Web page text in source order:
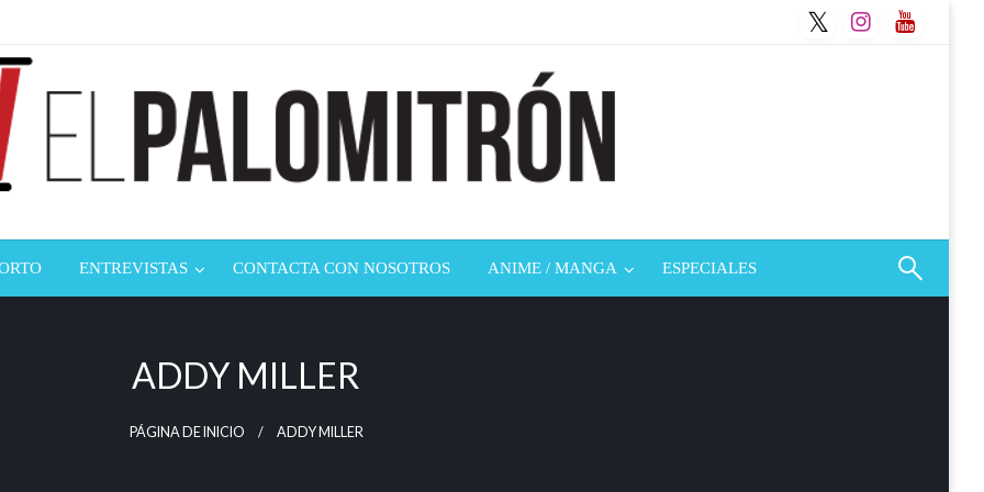
ENTREVISTAS CONTACTA CON NOSOTROS ANIME / MANGA ESPECIALES
ADDY MILLER
PÁGINA DE INICIO ADDY MILLER